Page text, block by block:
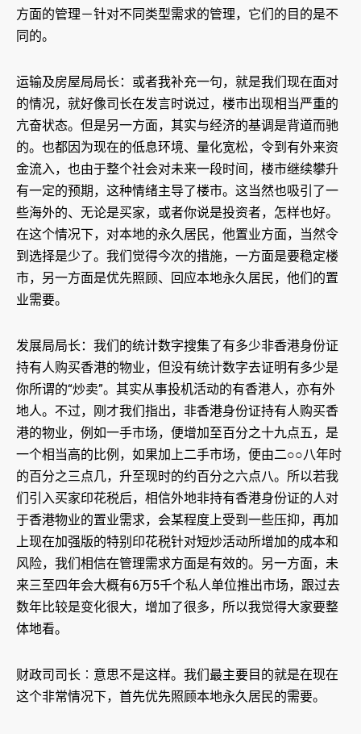
方面的管理－针对不同类型需求的管理，它们的目的是不
同的。
运输及房屋局局长：或者我补充一句，就是我们现在面对
的情况，就好像司长在发言时说过，楼市出现相当严重的
亢奋状态。但是另一方面，其实与经济的基调是背道而驰
的。也都因为现在的低息环境、量化宽松，令到有外来资
金流入，也由于整个社会对未来一段时间，楼市继续攀升
有一定的预期，这种情绪主导了楼市。这当然也吸引了一
些海外的、无论是买家，或者你说是投资者，怎样也好。
在这个情况下，对本地的永久居民，他置业方面，当然令
到选择是少了。我们觉得今次的措施，一方面是要稳定楼
市，另一方面是优先照顾、回应本地永久居民，他们的置
业需要。
发展局局长：我们的统计数字搜集了有多少非香港身份证
持有人购买香港的物业，但没有统计数字去证明有多少是
你所谓的“炒卖”。其实从事投机活动的有香港人，亦有外
地人。不过，刚才我们指出，非香港身份证持有人购买香
港的物业，例如一手市场，便增加至百分之十九点五，是
一个相当高的比例，如果加上二手市场，便由二○○八年时
的百分之三点几，升至现时的约百分之六点八。所以若我
们引入买家印花税后，相信外地非持有香港身份证的人对
于香港物业的置业需求，会某程度上受到一些压抑，再加
上现在加强版的特别印花税针对短炒活动所增加的成本和
风险，我们相信在管理需求方面是有效的。另一方面，未
来三至四年会大概有6万5千个私人单位推出市场，跟过去
数年比较是变化很大，增加了很多，所以我觉得大家要整
体地看。
财政司司长︰意思不是这样。我们最主要目的就是在现在
这个非常情况下，首先优先照顾本地永久居民的需要。